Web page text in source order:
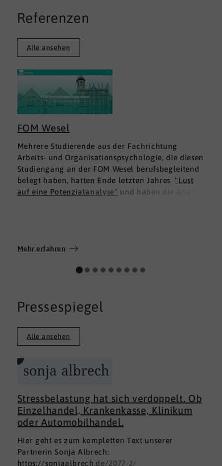
Referenzen
Alle ansehen
FOM Wesel
Mehrere Studierende aus der Fachrichtung
Arbeits- und Organisationspsychologie, die diesen
Studiengang an der FOM Wesel berufsbegleitend
belegt haben, hatten Ende letzten Jahres "Lust
auf eine Potenzialanalyse" und haben die Analyse
Wir wünschen allen Teilnehmerinnen und
persönlichen Weg und viel Erfolg.
Mehr erfahren
Pressespiegel
Alle ansehen
Stressbelastung hat sich verdoppelt. Ob
Einzelhandel, Krankenkasse, Klinikum
oder Automobilhandel.
Hier geht es zum kompletten Text unserer
Partnerin Sonja Albrech:
https://sonjaalbrech.de/2077-2/